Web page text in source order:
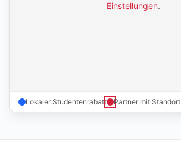
Einstellungen.
Lokaler Studentenrabatt Partner mit Standort